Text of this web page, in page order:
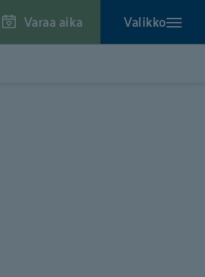
Varaa aika Valikko